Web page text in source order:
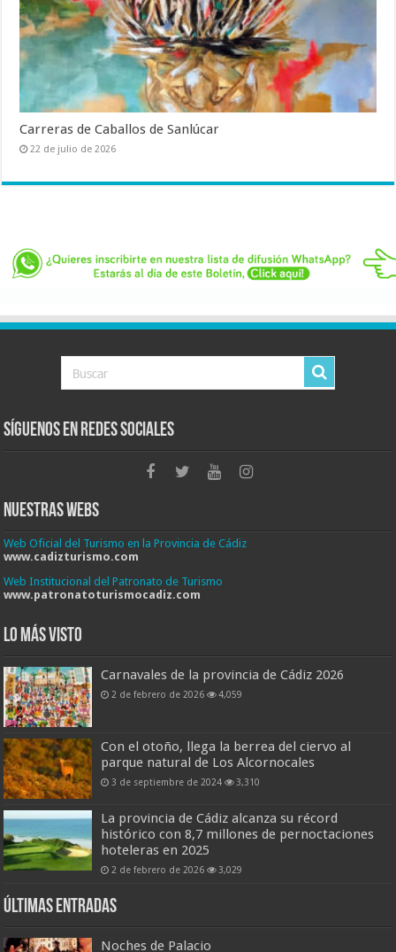
Carreras de Caballos de Sanlúcar
22 de julio de 2026
Síguenos en Redes Sociales
Nuestras Webs
Web Oficial del Turismo en la Provincia de Cádiz
www.cadizturismo.com
Web Institucional del Patronato de Turismo
www.patronatoturismocadiz.com
Lo más visto
Carnavales de la provincia de Cádiz 2026
2 de febrero de 2026 4,059
Con el otoño, llega la berrea del ciervo al
parque natural de Los Alcornocales
3 de septiembre de 2024 3,310
La provincia de Cádiz alcanza su récord
histórico con 8,7 millones de pernoctaciones
hoteleras en 2025
2 de febrero de 2026 3,029
Últimas entradas
Noches de Palacio